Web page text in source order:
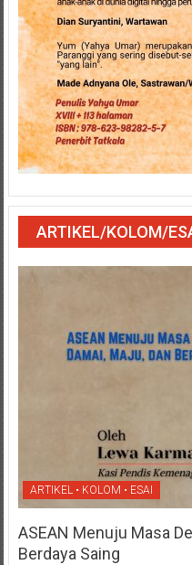
ARTIKEL/KOLOM/
ARTIKEL • KOLOM • ESAI
ASEAN Menuju Masa
Berdaya Saing